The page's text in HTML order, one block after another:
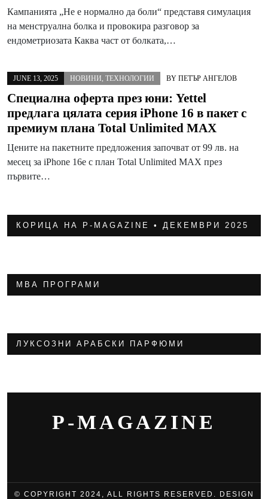
Кампанията „Не е нормално да боли“ представя симулация
на менструална болка и провокира разговор за
ендометриозата Каква част от болката,…
JUNE 13, 2025 НОВИНИ ТЕХНОЛОГИИ BY ПЕТЪР АНГЕЛОВ
Специална оферта през юни: Yettel
предлага цялата серия iPhone 16 в пакет с
премиум плана Total Unlimited MAX
Цените на пакетните предложения започват от 99 лв. на
месец за iPhone 16e с план Total Unlimited MAX през
първите…
КОРИЦА НА P-MAGAZINE • ДЕКЕМВРИ 2025
МВА ПРОГРАМИ
ЛУКСОЗНИ АРАБСКИ ПАРФЮМИ
P-MAGAZINE
© COPYRIGHT 2024, ALL RIGHTS RESERVED. DESIGN